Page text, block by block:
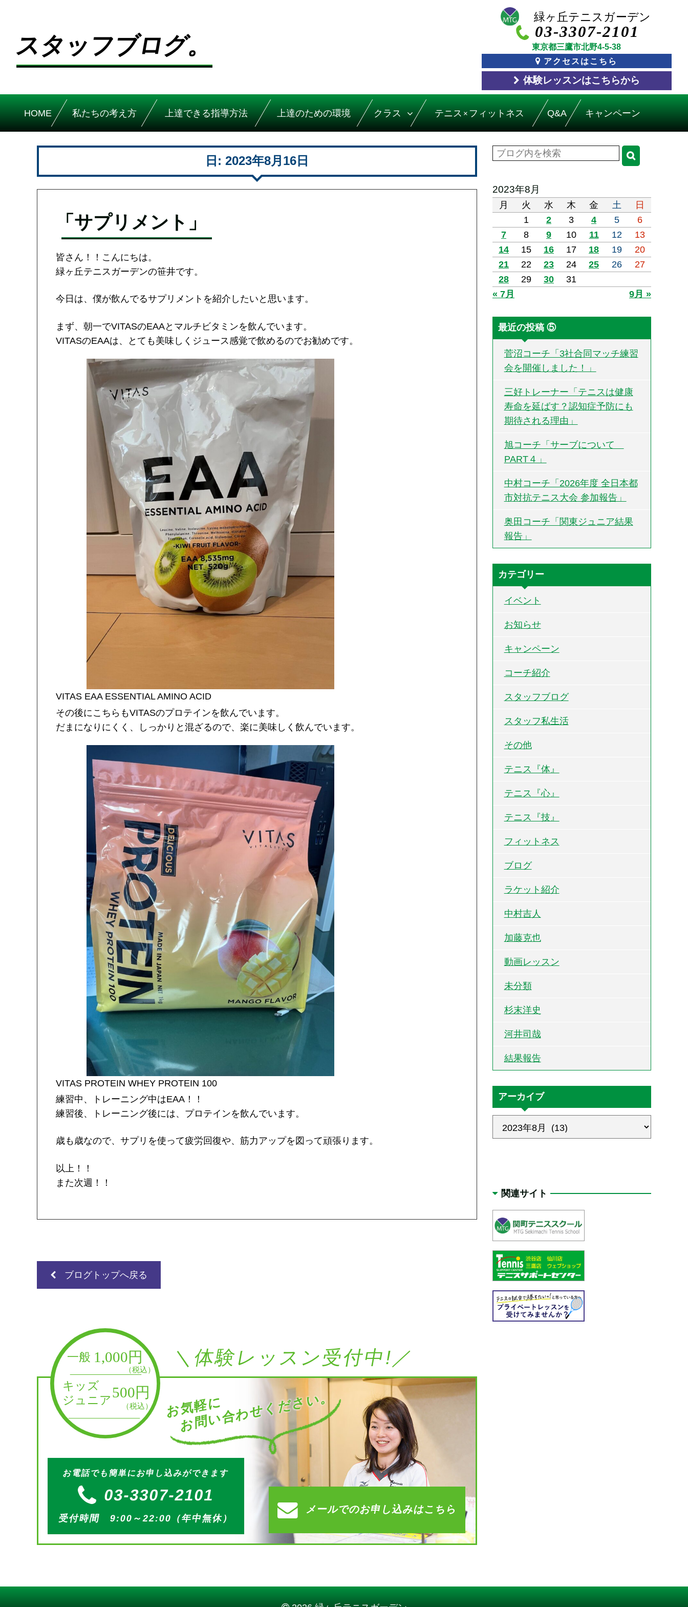
スタッフブログ。
03-3307-2101
東京都三鷹市北野4-5-38
アクセスはこちら
体験レッスンはこちらから
HOME 私たちの考え方 上達できる指導方法 上達のための環境 クラス テニス × フィットネス Q&A キャンペーン
日: 2023年8月16日
「サプリメント」
皆さん！！こんにちは。
緑ヶ丘テニスガーデンの笹井です。
今日は、僕が飲んでるサプリメントを紹介したいと思います。
まず、朝一でVITASのEAAとマルチビタミンを飲んでいます。
VITASのEAAは、とても美味しくジュース感覚で飲めるのでお勧めです。
VITAS EAA ESSENTIAL AMINO ACID
その後にこちらもVITASのプロテインを飲んでいます。
だまになりにくく、しっかりと混ざるので、楽に美味しく飲んでいます。
VITAS PROTEIN WHEY PROTEIN 100
練習中、トレーニング中はEAA！！
練習後、トレーニング後には、プロテインを飲んでいます。
歳も歳なので、サプリを使って疲労回復や、筋力アップを図って頑張ります。
以上！！
また次週！！
ブログトップへ戻る
＼体験レッスン受付中!／
お気軽に
お問い合わせください。
お電話でも簡単にお申し込みができます
03-3307-2101
受付時間 9:00～22:00（年中無休）
メールでのお申し込みはこちら
2023年8月
月 火 水 木 金 土
日
1
2 3 4 5
6
7
8 9 10 11 12
13
14
15 16 17 18 19
20
21
22 23 24 25 26
27
28
29 30
31
« 7月
9月 »
最近の投稿 ⑤
菅沼コーチ「3社合同マッチ練習
会を開催しました！」
三好トレーナー「テニスは健康
寿命を延ばす？認知症予防にも
期待される理由」
旭コーチ「サーブについて
PART４」
中村コーチ「2026年度 全日本都
市対抗テニス大会 参加報告」
奥田コーチ「関東ジュニア結果
報告」
カテゴリー
イベント
お知らせ
キャンペーン
コーチ紹介
スタッフブログ
スタッフ私生活
その他
テニス『体』
テニス『心』
テニス『技』
フィットネス
ブログ
ラケット紹介
中村吉人
加藤克也
動画レッスン
未分類
杉末洋史
河井司哉
結果報告
アーカイブ
関連サイト